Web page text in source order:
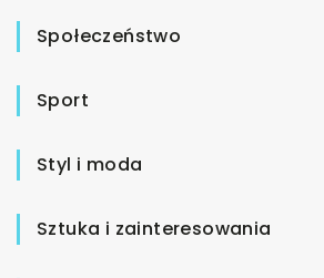
Społeczeństwo
Sport
Styl i moda
Sztuka i zainteresowania